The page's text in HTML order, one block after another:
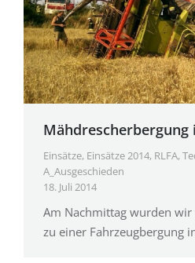
Mähdrescherbergung
Einsätze, Einsätze 2014, RLFA,
A_Ausgeschieden
18. Juli 2014
Am Nachmittag wurden
zu einer Fahrzeugbergung